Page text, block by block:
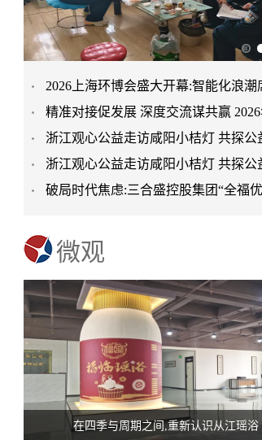
2026上海环博会盛大开幕:智能化浪潮
保产业
精准对接促发展 深度交流谋共赢
投融资交流活动第二
浙江观心公益走访咸阳小桔灯 共探公
可持续发展新路径
浙江观心公益走访咸阳小桔灯 共探公
可持续发展新路径
破局时代焦虑:三合盛控股集团“全福
微观
在四季与周期之间,重新认识从江瑶浴